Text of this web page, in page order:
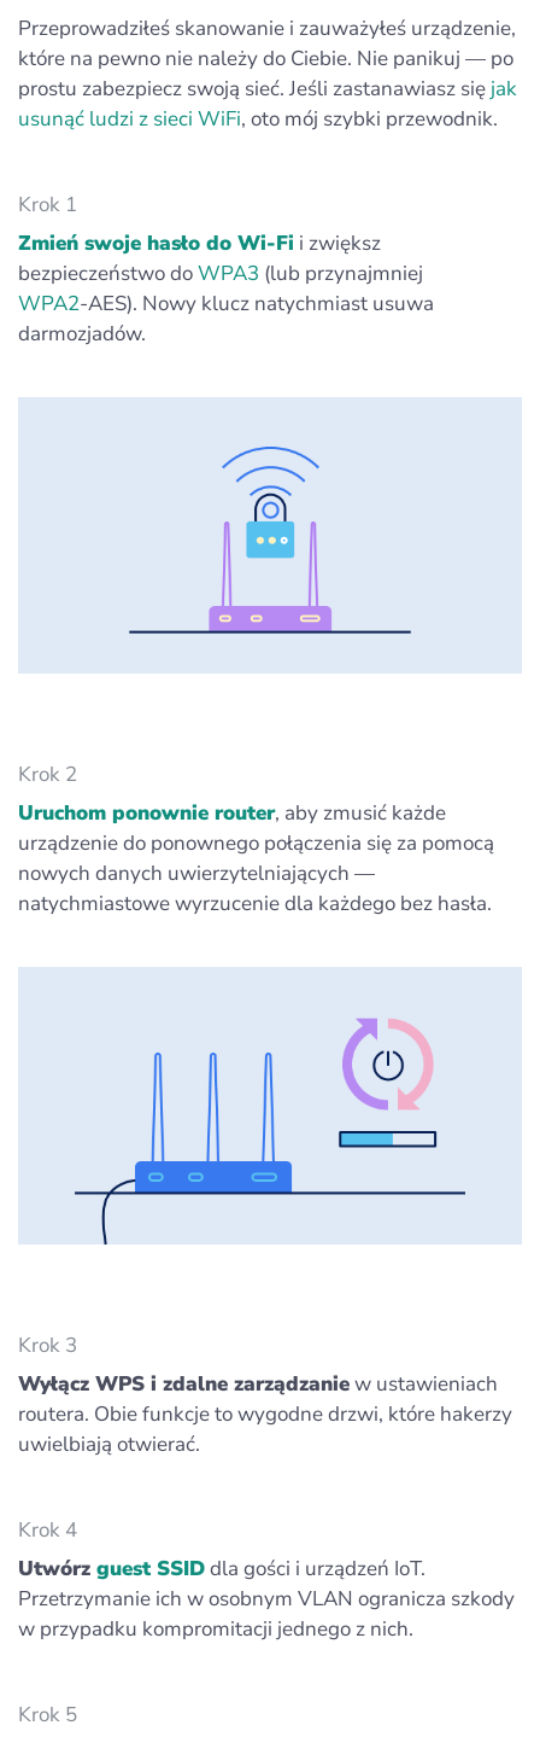
Przeprowadziłeś skanowanie i zauważyłeś urządzenie,
które na pewno nie należy do Ciebie. Nie panikuj — po
prostu zabezpiecz swoją sieć. Jeśli zastanawiasz się jak
usunąć ludzi z sieci WiFi, oto mój szybki przewodnik.
Krok 1
Zmień swoje hasło do Wi‑Fi i zwiększ
bezpieczeństwo doWPA3 (lub przynajmniej
WPA2‑AES). Nowy klucz natychmiast usuwa
darmozjadów.
Krok 2
Uruchom ponownie router, aby zmusić każde
urządzenie do ponownego połączenia się za pomocą
nowych danych uwierzytelniających —
natychmiastowe wyrzucenie dla każdego bez hasła.
Krok 3
Wyłącz WPS i zdalne zarządzaniew ustawieniach
routera. Obie funkcje to wygodne drzwi, które hakerzy
uwielbiają otwierać.
Krok 4
Utwórz guest SSIDdla gości i urządzeń IoT.
Przetrzymanie ich w osobnym VLAN ogranicza szkody
w przypadku kompromitacji jednego z nich.
Krok 5